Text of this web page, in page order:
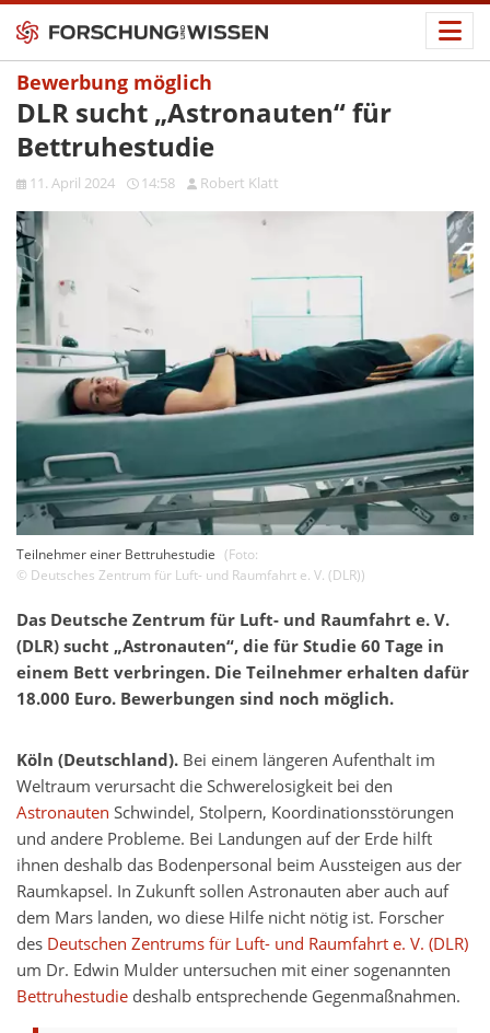
Bewerbung möglich
DLR sucht „Astronauten“ für
Bettruhestudie
11. April 2024 14:58 Robert Klatt
Teilnehmer einer Bettruhestudie (Foto:
© Deutsches Zentrum für Luft- und Raumfahrt e. V. (DLR))
Das Deutsche Zentrum für Luft- und Raumfahrt e. V.
(DLR) sucht „Astronauten“, die für Studie 60 Tage in
einem Bett verbringen. Die Teilnehmer erhalten dafür
18.000 Euro. Bewerbungen sind noch möglich.
Köln (Deutschland). Bei einem längeren Aufenthalt im
Weltraum verursacht die Schwerelosigkeit bei den
Astronauten Schwindel, Stolpern, Koordinationsstörungen
und andere Probleme. Bei Landungen auf der Erde hilft
ihnen deshalb das Bodenpersonal beim Aussteigen aus der
Raumkapsel. In Zukunft sollen Astronauten aber auch auf
dem Mars landen, wo diese Hilfe nicht nötig ist. Forscher
des Deutschen Zentrums für Luft- und Raumfahrt e. V. (DLR)
um Dr. Edwin Mulder untersuchen mit einer sogenannten
Bettruhestudie deshalb entsprechende Gegenmaßnahmen.